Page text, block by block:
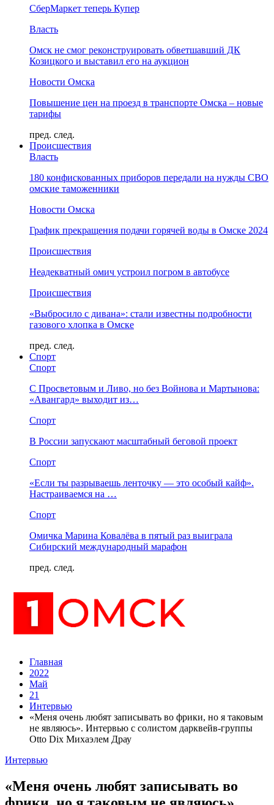
СберМаркет теперь Купер
Власть
Омск не смог реконструировать обветшавший ДК
Козицкого и выставил его на аукцион
Новости Омска
Повышение цен на проезд в транспорте Омска – новые
тарифы
пред. след.
Происшествия
Власть
180 конфискованных приборов передали на нужды СВО
омские таможенники
Новости Омска
График прекращения подачи горячей воды в Омске 2024
Происшествия
Неадекватный омич устроил погром в автобусе
Происшествия
«Выбросило с дивана»: стали известны подробности
газового хлопка в Омске
пред. след.
Спорт
Спорт
С Просветовым и Ливо, но без Войнова и Мартынова:
«Авангард» выходит из…
Спорт
В России запускают масштабный беговой проект
Спорт
«Если ты разрываешь ленточку — это особый кайф».
Настраиваемся на …
Спорт
Омичка Марина Ковалёва в пятый раз выиграла
Сибирский международный марафон
пред. след.
Главная
2022
Май
21
Интервью
«Меня очень любят записывать во фрики, но я таковым
не являюсь». Интервью с солистом дарквейв-группы
Otto Dix Михаэлем Драу
Интервью
«Меня очень любят записывать во